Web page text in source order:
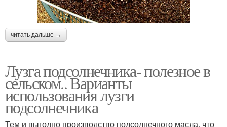
читать дальше →
Лузга подсолнечника- полезное в
сельском.. Варианты
использования лузги
подсолнечника
Тем и выгодно производство подсолнечного масла, что